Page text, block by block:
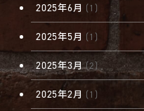
2025年6月 (1)
2025年5月 (1)
2025年3月(2)
2025年2月 (1)